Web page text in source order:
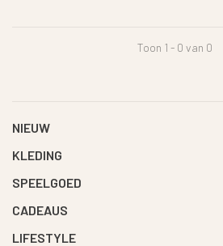
Toon 1 - 0 van 0
NIEUW
KLEDING
SPEELGOED
CADEAUS
LIFESTYLE